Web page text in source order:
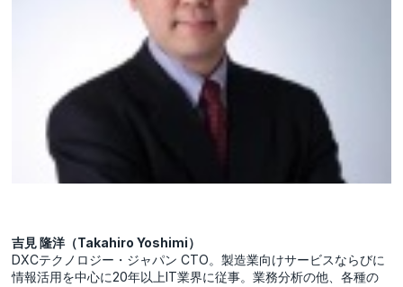
吉見 隆洋（Takahiro Yoshimi）
DXCテクノロジー・ジャパン CTO。製造業向けサービスならびに
情報活用を中心に20年以上IT業界に従事。業務分析の他、各種の